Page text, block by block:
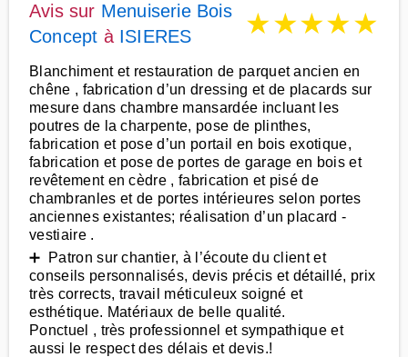
Avis sur Menuiserie Bois
Concept à ISIERES ★★★★★
Blanchiment et restauration de parquet ancien en
chêne , fabrication d’un dressing et de placards sur
mesure dans chambre mansardée incluant les
poutres de la charpente, pose de plinthes,
fabrication et pose d’un portail en bois exotique,
fabrication et pose de portes de garage en bois et
revêtement en cèdre , fabrication et pisé de
chambranles et de portes intérieures selon portes
anciennes existantes; réalisation d’un placard -
vestiaire .
➕ Patron sur chantier, à l’écoute du client et
conseils personnalisés, devis précis et détaillé, prix
très corrects, travail méticuleux soigné et
esthétique. Matériaux de belle qualité.
Ponctuel , très professionnel et sympathique et
aussi le respect des délais et devis.!